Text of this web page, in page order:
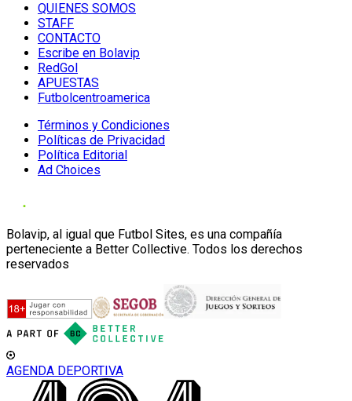
QUIENES SOMOS
STAFF
CONTACTO
Escribe en Bolavip
RedGol
APUESTAS
Futbolcentroamerica
Términos y Condiciones
Políticas de Privacidad
Política Editorial
Ad Choices
Bolavip, al igual que Futbol Sites, es una compañía
perteneciente a Better Collective. Todos los derechos
reservados
AGENDA DEPORTIVA